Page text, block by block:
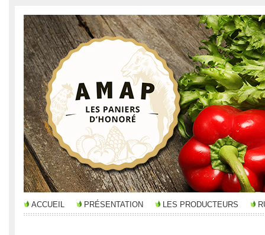
ACCUEIL PRÉSENTATION LES PRODUCTEURS